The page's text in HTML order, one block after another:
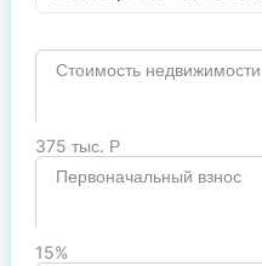
Стоимость недвижимости
375 тыс. Р
Первоначальный взнос
15%